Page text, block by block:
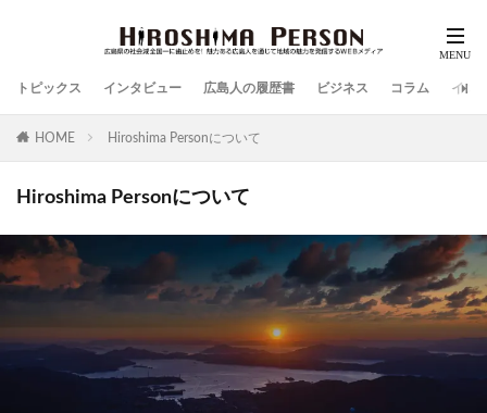
トピックス インタビュー 広島人の履歴書 ビジネス コラム イン
HOME Hiroshima Personについて
Hiroshima Personについて